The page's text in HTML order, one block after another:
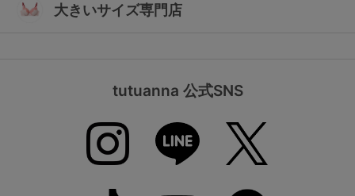
大きいサイズ専門店
tutuanna 公式SNS